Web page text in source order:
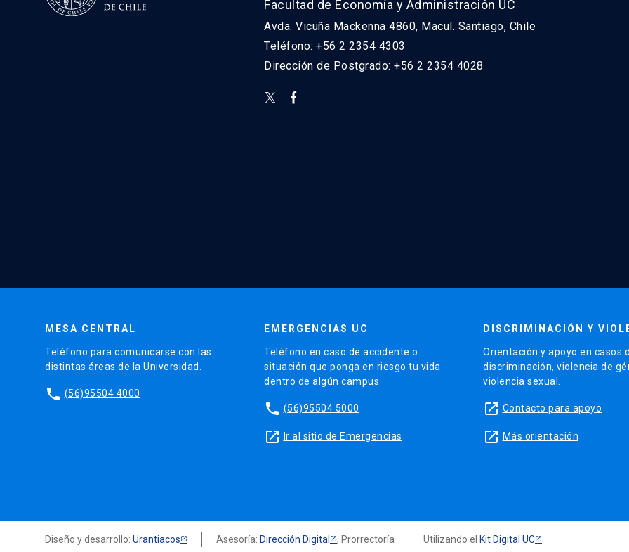
Facultad de Economía y Administración UC
Avda. Vicuña Mackenna 4860, Macul. Santiago, Chile
Teléfono: +56 2 2354 4303
Dirección de Postgrado: +56 2 2354 4028
MESA CENTRAL
Teléfono para comunicarse con las
distintas áreas de la Universidad.
phone (56)95504 4000
EMERGENCIAS UC
Teléfono en caso de accidente o
situación que ponga en riesgo tu vida
dentro de algún campus.
phone (56)95504 5000
launch Ir al sitio de Emergencias
DISCRIMINACIÓN Y
Orientación y apoyo en casos
discriminación, violencia de
violencia sexual.
launch Contacto para apoyo
launch Más orientación
Diseño y desarrollo: Urantiacos Asesoría: Dirección Digital , Prorrectoría Utilizando el Kit Digital UC